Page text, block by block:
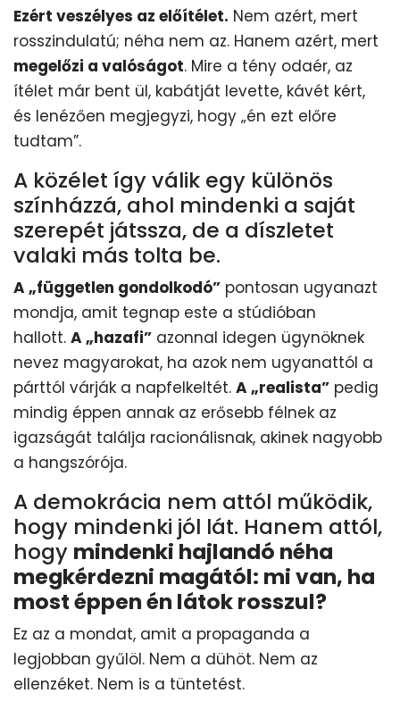
Ezért veszélyes az előítélet. Nem azért, mert
rosszindulatú; néha nem az. Hanem azért, mert
megelőzi a valóságot. Mire a tény odaér, az
ítélet már bent ül, kabátját levette, kávét kért,
és lenézően megjegyzi, hogy „én ezt előre
tudtam”.
A közélet így válik egy különös
színházzá, ahol mindenki a saját
szerepét játssza, de a díszletet
valaki más tolta be.
A „független gondolkodó” pontosan ugyanazt
mondja, amit tegnap este a stúdióban
hallott. A „hazafi” azonnal idegen ügynöknek
nevez magyarokat, ha azok nem ugyanattól a
párttól várják a napfelkeltét. A „realista” pedig
mindig éppen annak az erősebb félnek az
igazságát találja racionálisnak, akinek nagyobb
a hangszórója.
A demokrácia nem attól működik,
hogy mindenki jól lát. Hanem attól,
hogy mindenki hajlandó néha
megkérdezni magától: mi van, ha
most éppen én látok rosszul?
Ez az a mondat, amit a propaganda a
legjobban gyűlöl. Nem a dühöt. Nem az
ellenzéket. Nem is a tüntetést.